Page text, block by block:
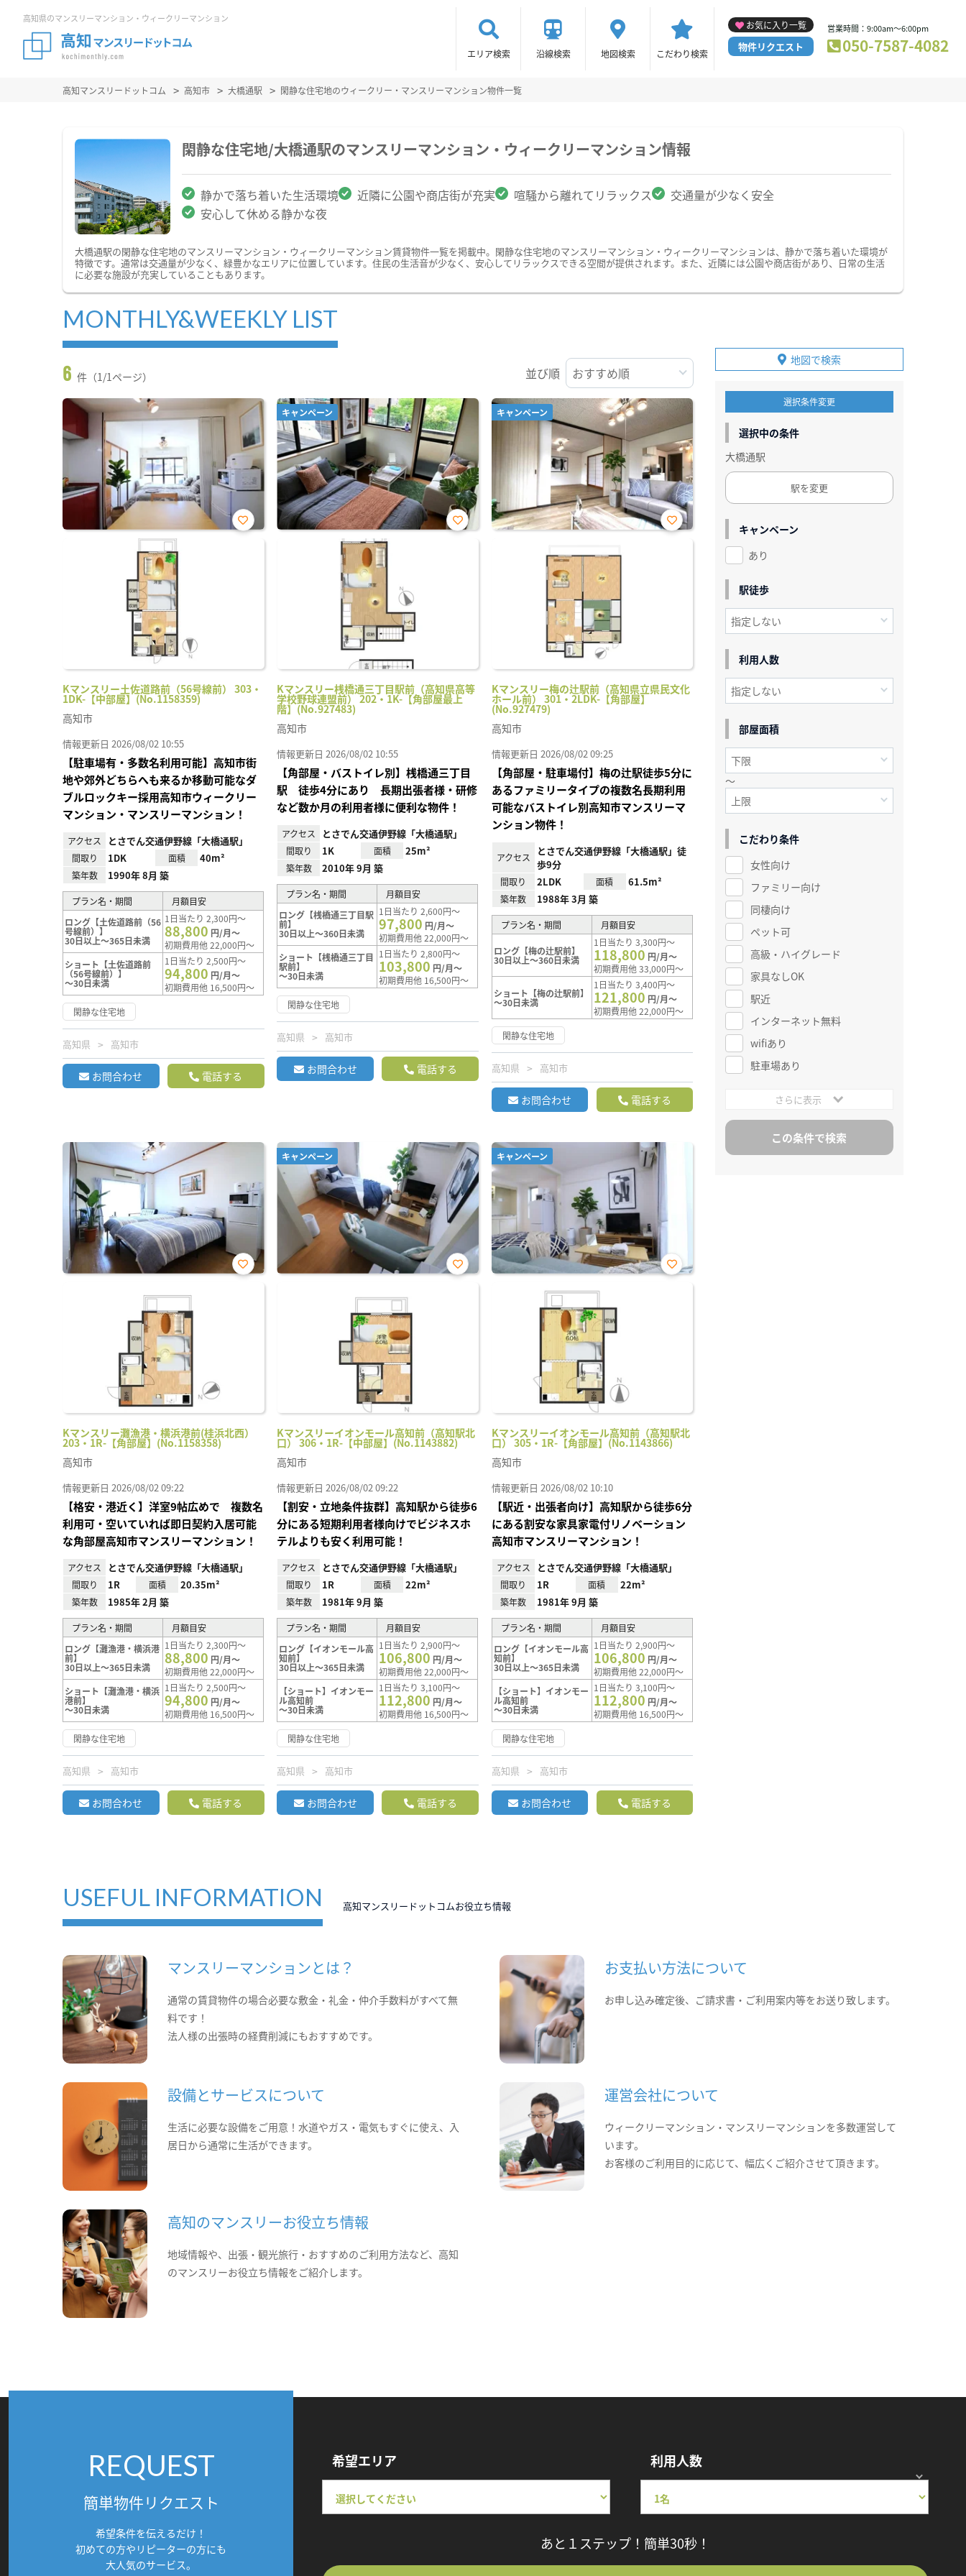
高知県のマンスリーマンション・ウィークリーマンション
エリア検索 沿線検索 地図検索 こだわり検索
お気に入り一覧
物件リクエスト
営業時間：9:00am～6:00pm
050-7587-4082
高知マンスリードットコム 高知市 大橋通駅 閑静な住宅地のウィークリー・マンスリーマンション物件一覧
閑静な住宅地/大橋通駅のマンスリーマンション・ウィークリーマンション情報
静かで落ち着いた生活環境 近隣に公園や商店街が充実 喧騒から離れてリラックス
交通量が少なく安全
安心して休める静かな夜
大橋通駅の閑静な住宅地のマンスリーマンション・ウィークリーマンション賃貸物件一覧を掲載中。閑静な住宅地のマンスリーマンション・ウィークリーマンションは、静かで落ち着いた環境が
特徴です。通常は交通量が少なく、緑豊かなエリアに位置しています。住民の生活音が少なく、安心してリラックスできる空間が提供されます。また、近隣には公園や商店街があり、日常の生活
に必要な施設が充実していることもあります。
MONTHLY&WEEKLY LIST
6 件（1/1ページ） 並び順
Kマンスリー土佐道路前（56号線前） 303・
1DK-【中部屋】(No.1158359)
お気
高知市
情報更新日 2026/08/02 10:55
【駐車場有・多数名利用可能】高知市街
地や郊外どちらへも来るか移動可能なダ
ブルロックキー採用高知市ウィークリー
マンション・マンスリーマンション！
アクセス とさでん交通伊野線「大橋通駅」
間取り 1DK 面積 40m²
築年数 1990年 8月 築
プラン名・期間
月額目安
ロング【土佐道路前（56
号線前）】
30日以上～365日未満
1日当たり 2,300円～
88,800 円/月～
初期費用他 22,000円～
ショート【土佐道路前
（56号線前）】
～30日未満
1日当たり 2,500円～
94,800 円/月～
初期費用他 16,500円～
閑静な住宅地
高知県 高知市
お問合わせ 電話する
キャンペーン
Kマンスリー桟橋通三丁目駅前（高知県高等
学校野球連盟前） 202・1K-【角部屋最上
階】(No.927483)
お気
高知市
情報更新日 2026/08/02 10:55
【角部屋・バストイレ別】桟橋通三丁目
駅 徒歩4分にあり 長期出張者様・研修
など数か月の利用者様に便利な物件！
アクセス とさでん交通伊野線「大橋通駅」
間取り 1K 面積 25m²
築年数 2010年 9月 築
プラン名・期間
月額目安
ロング【桟橋通三丁目駅
前】
30日以上～360日未満
1日当たり 2,600円～
97,800 円/月～
初期費用他 22,000円～
ショート【桟橋通三丁目
駅前】
～30日未満
1日当たり 2,800円～
103,800 円/月～
初期費用他 16,500円～
閑静な住宅地
高知県 高知市
お問合わせ 電話する
キャンペーン
Kマンスリー梅の辻駅前（高知県立県民文化
ホール前） 301・2LDK-【角部屋】
(No.927479)
お気
高知市
情報更新日 2026/08/02 09:25
【角部屋・駐車場付】梅の辻駅徒歩5分に
あるファミリータイプの複数名長期利用
可能なバストイレ別高知市マンスリーマ
ンション物件！
アクセス
とさでん交通伊野線「大橋通駅」徒
歩9分
間取り 2LDK 面積 61.5m²
築年数 1988年 3月 築
プラン名・期間 月額目安
ロング【梅の辻駅前】
30日以上～360日未満
1日当たり 3,300円～
118,800 円/月～
初期費用他 33,000円～
ショート【梅の辻駅前】
～30日未満
1日当たり 3,400円～
121,800 円/月～
初期費用他 22,000円～
閑静な住宅地
高知県 高知市
お問合わせ 電話する
Kマンスリー灘漁港・横浜港前(桂浜北西）
203・1R-【角部屋】(No.1158358)
お気
高知市
情報更新日 2026/08/02 09:22
【格安・港近く】洋室9帖広めで 複数名
利用可・空いていれば即日契約入居可能
な角部屋高知市マンスリーマンション！
アクセス とさでん交通伊野線「大橋通駅」
間取り 1R 面積 20.35m²
築年数 1985年 2月 築
プラン名・期間
月額目安
ロング【灘漁港・横浜港
前】
30日以上～365日未満
1日当たり 2,300円～
88,800 円/月～
初期費用他 22,000円～
ショート【灘漁港・横浜
港前】
～30日未満
1日当たり 2,500円～
94,800 円/月～
初期費用他 16,500円～
閑静な住宅地
高知県 高知市
お問合わせ 電話する
キャンペーン
Kマンスリーイオンモール高知前（高知駅北
口） 306・1R-【中部屋】(No.1143882)
お気
高知市
情報更新日 2026/08/02 09:22
【割安・立地条件抜群】高知駅から徒歩6
分にある短期利用者様向けでビジネスホ
テルよりも安く利用可能！
アクセス とさでん交通伊野線「大橋通駅」
間取り 1R 面積 22m²
築年数 1981年 9月 築
プラン名・期間
月額目安
ロング【イオンモール高
知前】
30日以上～365日未満
1日当たり 2,900円～
106,800 円/月～
初期費用他 22,000円～
【ショート】イオンモー
ル高知前
～30日未満
1日当たり 3,100円～
112,800 円/月～
初期費用他 16,500円～
閑静な住宅地
高知県 高知市
お問合わせ 電話する
キャンペーン
Kマンスリーイオンモール高知前（高知駅北
口） 305・1R-【角部屋】(No.1143866)
お気
高知市
情報更新日 2026/08/02 10:10
【駅近・出張者向け】高知駅から徒歩6分
にある割安な家具家電付リノベーション
高知市マンスリーマンション！
アクセス とさでん交通伊野線「大橋通駅」
間取り 1R 面積 22m²
築年数 1981年 9月 築
プラン名・期間
月額目安
ロング【イオンモール高
知前】
30日以上～365日未満
1日当たり 2,900円～
106,800 円/月～
初期費用他 22,000円～
【ショート】イオンモー
ル高知前
～30日未満
1日当たり 3,100円～
112,800 円/月～
初期費用他 16,500円～
閑静な住宅地
高知県 高知市
お問合わせ 電話する
地図で検索
選択条件変更
選択中の条件
大橋通駅
駅を変更
キャンペーン
あり
駅徒歩
利用人数
部屋面積
～
こだわり条件
女性向け
ファミリー向け
同棲向け
ペット可
高級・ハイグレード
家具なしOK
駅近
インターネット無料
wifiあり
駐車場あり
さらに表示
USEFUL INFORMATION 高知マンスリードットコムお役立ち情報
マンスリーマンションとは？
通常の賃貸物件の場合必要な敷金・礼金・仲介手数料がすべて無
料です！
法人様の出張時の経費削減にもおすすめです。
お支払い方法について
お申し込み確定後、ご請求書・ご利用案内等をお送り致します。
設備とサービスについて
生活に必要な設備をご用意！水道やガス・電気もすぐに使え、入
居日から通常に生活ができます。
運営会社について
ウィークリーマンション・マンスリーマンションを多数運営して
います。
お客様のご利用目的に応じて、幅広くご紹介させて頂きます。
高知のマンスリーお役立ち情報
地域情報や、出張・観光旅行・おすすめのご利用方法など、高知
のマンスリーお役立ち情報をご紹介します。
REQUEST
簡単物件リクエスト
希望条件を伝えるだけ！
初めての方やリピーターの方にも
大人気のサービス。
希望エリア 利用人数
あと１ステップ！簡単30秒！